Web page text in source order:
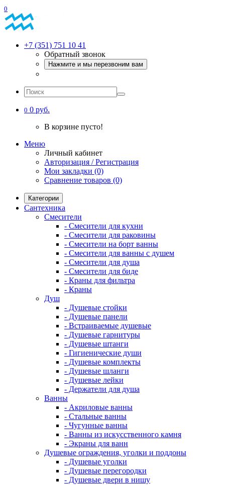
0
+7 (351) 751 10 41
Обратный звонок
Нажмите и мы перезвоним вам
0 0 руб.
В корзине пусто!
Меню
Личный кабинет
Авторизация / Регистрация
Мои закладки (0)
Сравнение товаров (0)
Категории
Сантехника
Смесители
- Смесители для кухни
- Смесители для раковины
- Смесители на борт ванны
- Смесители для ванны с душем
- Смесители для душа
- Смесители для биде
- Краны для фильтра
- Краны
Душ
- Душевые стойки
- Душевые панели
- Встраиваемые душевые
- Душевые гарнитуры
- Душевые штанги
- Гигиенические души
- Душевые комплекты
- Душевые шланги
- Душевые лейки
- Держатели для душа
Ванны
- Акриловые ванны
- Стальные ванны
- Чугунные ванны
- Ванны из искусственного камня
- Экраны для ванн
Душевые ограждения, уголки и поддоны
- Душевые уголки
- Душевые перегородки
- Душевые двери в нишу